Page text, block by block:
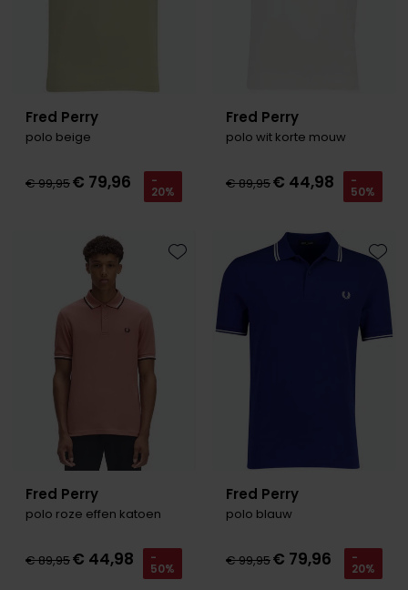
Fred Perry
polo beige
€ 99,95€ 79,96 -
20%
Fred Perry
polo wit korte mouw
€ 89,95€ 44,98 -
50%
Fred Perry
polo roze effen katoen
€ 89,95€ 44,98 -
50%
Toevoegen aan favorieten
Fred Perry
polo blauw
€ 99,95€ 79,96 -
20%